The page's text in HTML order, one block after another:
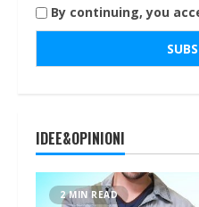
By continuing, you
IDEE&OPINIONI
2 MIN READ